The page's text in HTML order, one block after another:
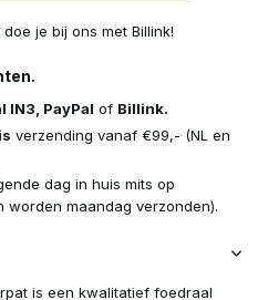
doe je bij ons met Billink!
IN3, PayPal of Billink.
verzending vanaf €99,- (NL en
dag in huis mits op
worden maandag verzonden).
is een kwalitatief foedraal